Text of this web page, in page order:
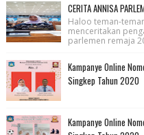
CERITA ANNISA
Haloo teman-
menceritakan
parlemen remaja
Kampanye Online
Singkep Tahun 2020
Kampanye Online